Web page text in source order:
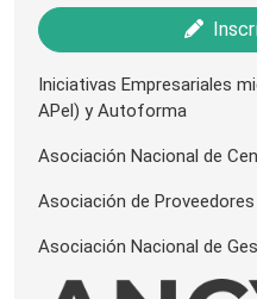
Iniciativas Empresariales
APel) y Autoforma
Asociación Nacional de
Asociación de
Asociación Nacional de